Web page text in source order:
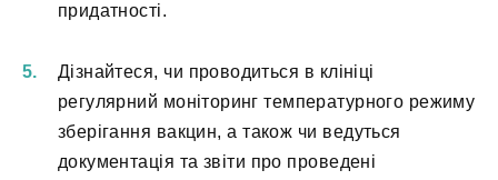
придатності.
Дізнайтеся, чи проводиться в клініці
регулярний моніторинг температурного режиму
зберігання вакцин, а також чи ведуться
документація та звіти про проведені